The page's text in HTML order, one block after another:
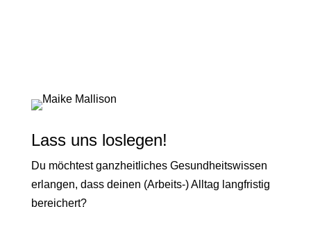
Lass uns loslegen!
Du möchtest ganzheitliches Gesundheitswissen
erlangen, dass deinen (Arbeits-) Alltag langfristig
bereichert?